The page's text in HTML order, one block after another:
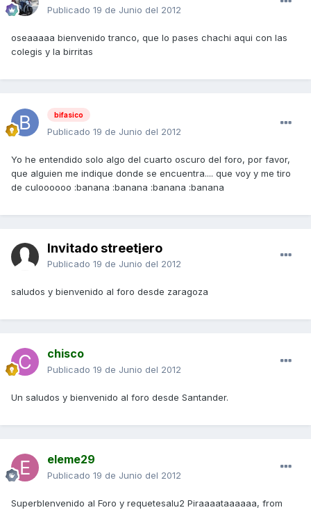
Publicado 19 de Junio del 2012
oseaaaaa bienvenido tranco, que lo pases chachi aqui con las
colegis y la birritas
bifasico
Publicado 19 de Junio del 2012
Yo he entendido solo algo del cuarto oscuro del foro, por favor,
que alguien me indique donde se encuentra.... que voy y me tiro
de culoooooo :banana :banana :banana :banana
Invitado streetjero
Publicado 19 de Junio del 2012
saludos y bienvenido al foro desde zaragoza
chisco
Publicado 19 de Junio del 2012
Un saludos y bienvenido al foro desde Santander.
eleme29
Publicado 19 de Junio del 2012
SuperbIenvenido al Foro y requetesalu2 Piraaaataaaaaa, from